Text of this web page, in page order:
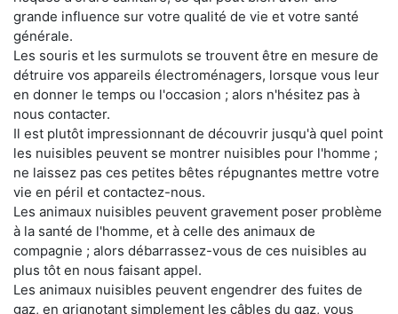
grande influence sur votre qualité de vie et votre santé
générale.
Les souris et les surmulots se trouvent être en mesure de
détruire vos appareils électroménagers, lorsque vous leur
en donner le temps ou l'occasion ; alors n'hésitez pas à
nous contacter.
Il est plutôt impressionnant de découvrir jusqu'à quel point
les nuisibles peuvent se montrer nuisibles pour l'homme ;
ne laissez pas ces petites bêtes répugnantes mettre votre
vie en péril et contactez-nous.
Les animaux nuisibles peuvent gravement poser problème
à la santé de l'homme, et à celle des animaux de
compagnie ; alors débarrassez-vous de ces nuisibles au
plus tôt en nous faisant appel.
Les animaux nuisibles peuvent engendrer des fuites de
gaz, en grignotant simplement les câbles du gaz, vous